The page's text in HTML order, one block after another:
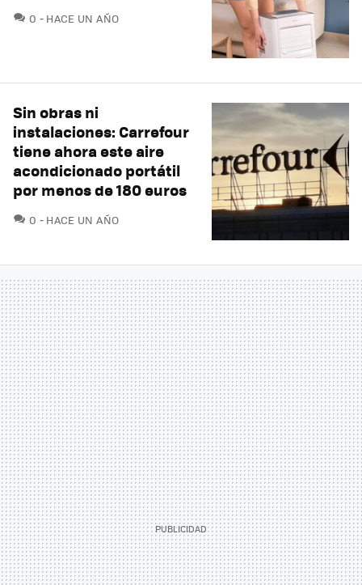
0 COMENTARIOS
HACE UN AÑO
Sin obras ni
instalaciones: Carrefour
tiene ahora este aire
acondicionado portátil
por menos de 180 euros
0 COMENTARIOS
HACE UN AÑO